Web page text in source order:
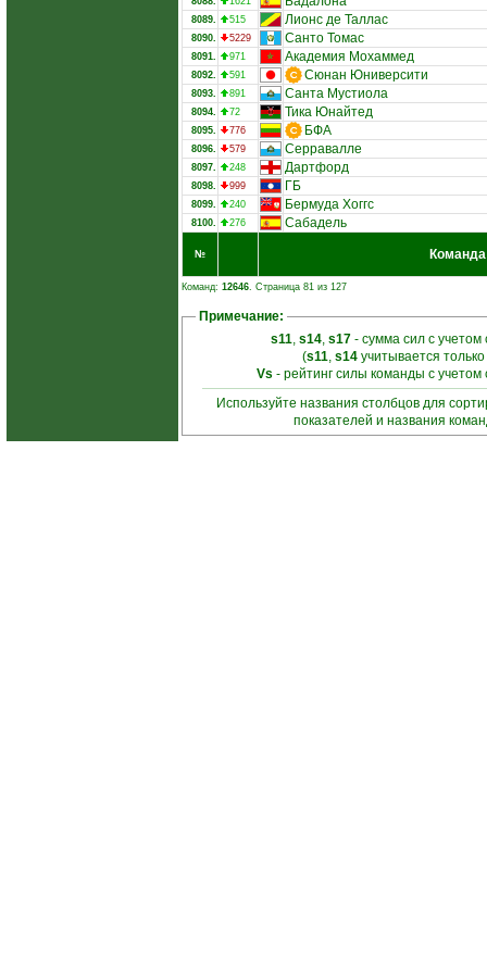
8089. 515 Лионс де Таллас
8090. 5229 Санто Томас
8091. 971 Академия Мохаммед
8092. 591 Сюнан Юниверсити
8093. 891 Санта Мустиола
8094. 72 Тика Юнайтед
8095. 776 БФА
8096. 579 Серравалле
8097. 248 Дартфорд
8098. 999 ГБ
8099. 240 Бермуда Хоггс
8100. 276 Сабадель
№ Команда
Команд: 12646. Страница 81 из 127
Примечание:
s11, s14, s17- сумма сил с учетом
(s11, s14 учитывается
Vs - рейтинг силы команды с
Используйте названия столбцов для
показателей и названия